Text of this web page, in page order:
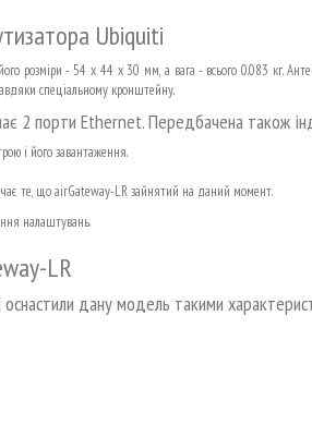
Ubiquiti
розміри - 54 x 44 x 30 мм, а вага - всього 0.083 кг.
спеціальному кронштейну.
2 порти Ethernet. Передбачена також
і його завантаження.
те, що airGateway-LR зайнятий на даний момент.
налаштувань.
LR
дану модель такими